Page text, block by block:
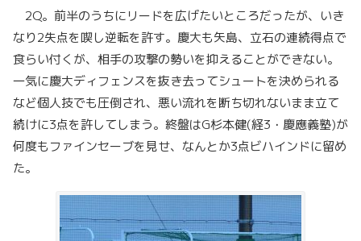
2Q。前半のうちにリードを広げたいところだったが、いき
なり2失点を喫し逆転を許す。慶大も矢島、立石の連続得点で
食らい付くが、相手の攻撃の勢いを抑えることができない。
一気に慶大ディフェンスを抜き去ってシュートを決められる
など個人技でも圧倒され、悪い流れを断ち切れないまま立て
続けに3点を許してしまう。終盤はG杉本健(経3・慶應義塾)が
何度もファインセーブを見せ、なんとか3点ビハインドに留め
た。